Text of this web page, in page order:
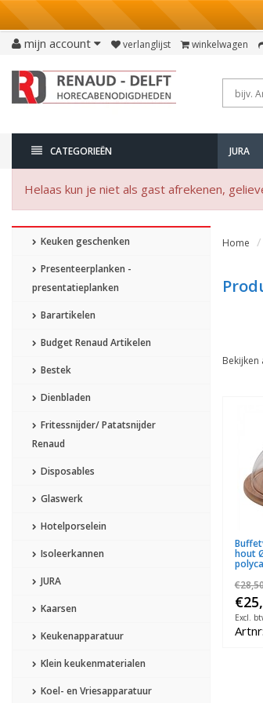
mijn account verlanglijst winkelwagen
CATEGORIEËN JURA
Helaas kun je niet als gast afrekenen,
Keuken geschenken
Presenteerplanken -
presentatieplanken
Barartikelen
Budget Renaud Artikelen
Bestek
Dienbladen
Fritessnijder/ Patatsnijder
Renaud
Disposables
Glaswerk
Hotelporselein
Isoleerkannen
JURA
Kaarsen
Keukenapparatuur
Klein keukenmaterialen
Koel- en Vriesapparatuur
Home
Bekijken
hout
Excl.